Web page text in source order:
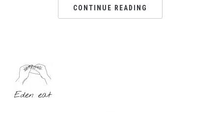
CONTINUE READING